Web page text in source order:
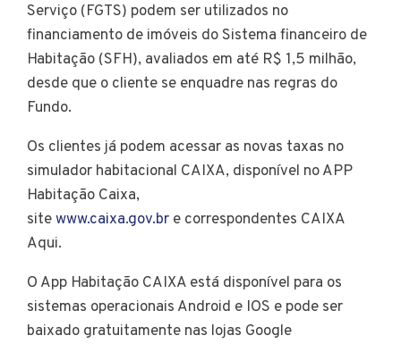
Serviço (FGTS) podem ser utilizados no
financiamento de imóveis do Sistema financeiro de
Habitação (SFH), avaliados em até R$ 1,5 milhão,
desde que o cliente se enquadre nas regras do
Fundo.
Os clientes já podem acessar as novas taxas no
simulador habitacional CAIXA, disponível no APP
Habitação Caixa,
sitewww.caixa.gov.br e correspondentes CAIXA
Aqui.
O App Habitação CAIXA está disponível para os
sistemas operacionais Android e IOS e pode ser
baixado gratuitamente nas lojas Google